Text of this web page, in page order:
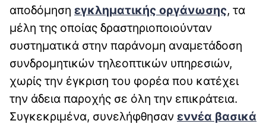
αποδόμηση εγκληματικής οργάνωσης, τα
μέλη της οποίας δραστηριοποιούνταν
συστηματικά στην παράνομη αναμετάδοση
συνδρομητικών τηλεοπτικών υπηρεσιών,
χωρίς την έγκριση του φορέα που κατέχει
την άδεια παροχής σε όλη την επικράτεια.
Συγκεκριμένα, συνελήφθησαν εννέα βασικά